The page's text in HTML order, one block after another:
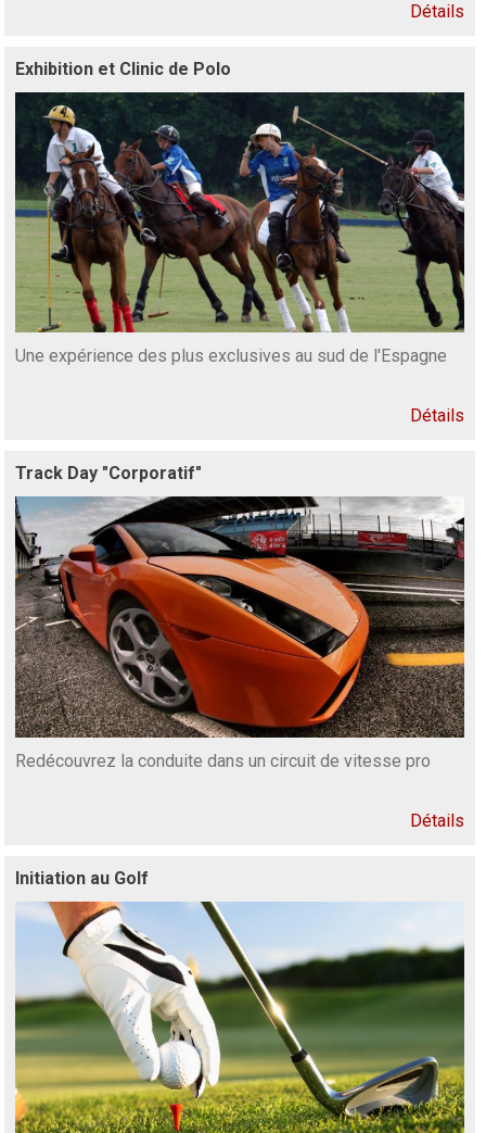
Détails
Exhibition et Clinic de Polo
Une expérience des plus exclusives au sud de l'Espagne
Détails
Track Day "Corporatif"
Redécouvrez la conduite dans un circuit de vitesse pro
Détails
Initiation au Golf